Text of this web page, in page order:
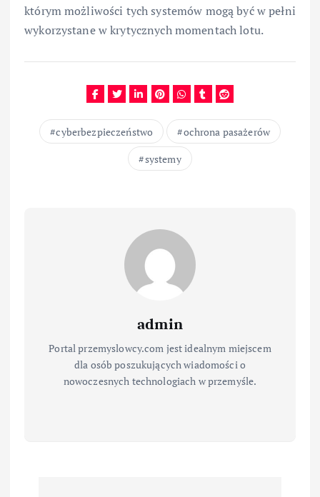
którym możliwości tych systemów mogą być w pełni
wykorzystane w krytycznych momentach lotu.
cyberbezpieczeństwo
ochrona pasażerów
systemy
admin
Portal przemyslowcy.com jest idealnym miejscem
dla osób poszukujących wiadomości o
nowoczesnych technologiach w przemyśle.